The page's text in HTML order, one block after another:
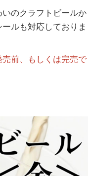
のクラフトビールか
ルも対応しておりま
前、もしくは完売で